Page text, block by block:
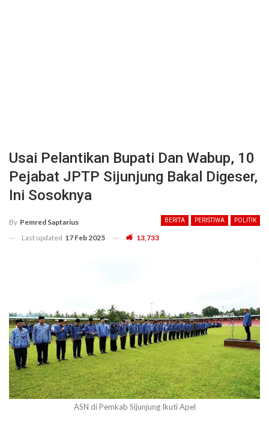
Usai Pelantikan Bupati Dan Wabup, 10
Pejabat JPTP Sijunjung Bakal Digeser,
Ini Sosoknya
BERITA PERISTIWA POLITIK
By Pemred Saptarius
Last updated 17 Feb 2025 13,733
ASN di Pemkab Sijunjung Ikuti Apel